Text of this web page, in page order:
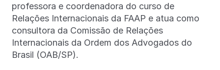
professora e coordenadora do curso de
Relações Internacionais da FAAP e atua como
consultora da Comissão de Relações
Internacionais da Ordem dos Advogados do
Brasil (OAB/SP).